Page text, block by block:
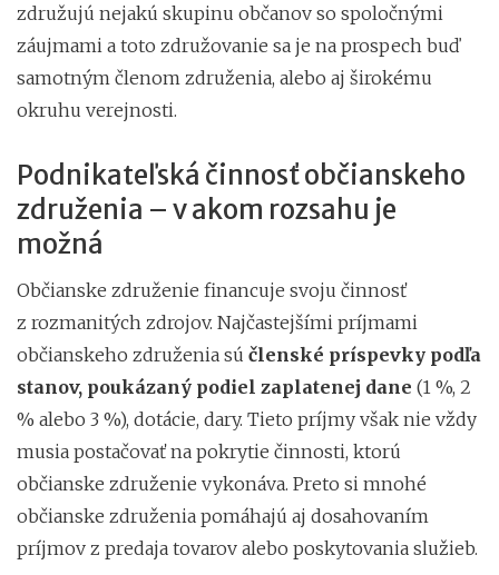
združujú nejakú skupinu občanov so spoločnými
záujmami a toto združovanie sa je na prospech buď
samotným členom združenia, alebo aj širokému
okruhu verejnosti.
Podnikateľská činnosť občianskeho
združenia – v akom rozsahu je
možná
Občianske združenie financuje svoju činnosť
z rozmanitých zdrojov. Najčastejšími príjmami
občianskeho združenia sú členské príspevky podľa
stanov, poukázaný podiel zaplatenej dane (1 %, 2
% alebo 3 %), dotácie, dary. Tieto príjmy však nie vždy
musia postačovať na pokrytie činnosti, ktorú
občianske združenie vykonáva. Preto si mnohé
občianske združenia pomáhajú aj dosahovaním
príjmov z predaja tovarov alebo poskytovania služieb.